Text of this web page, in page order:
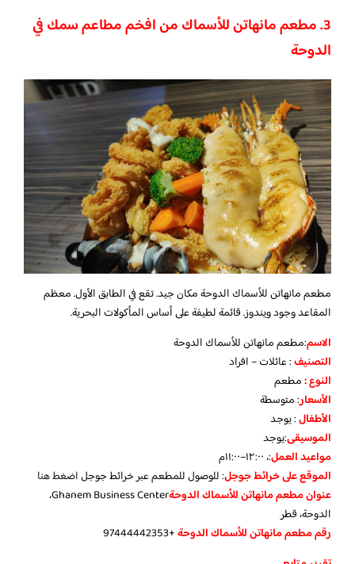
3. مطعم مانهاتن للأسماك من افخم مطاعم سمك في
الدوحة
مطعم مانهاتن للأسماك الدوحة مكان جيد. تقع في الطابق الأول. معظم
المقاعد وجود ويندوز. قائمة لطيفة على أساس المأكولات البحرية.
الاسم:مطعم مانهاتن للأسماك الدوحة
التصنيف: عائلات – افراد
النوع :مطعم
الأسعار:متوسطة
الأطفال:يوجد
الموسيقى:يوجد
مواعيد العمل:، ١٢:٠٠–١١:٠٠م
الموقع على خرائط جوجل: للوصول للمطعم عبر خرائط جوجلاضغط هنا
عنوان مطعم مانهاتن للأسماك الدوحة
Ghanem Business Center،
الدوحة، قطر
رقم مطعم مانهاتن للأسماك الدوحة+97444442353